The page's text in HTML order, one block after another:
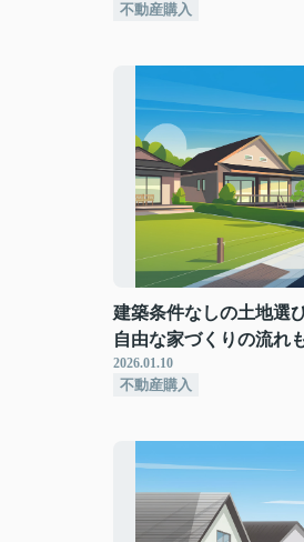
不動産購入
建築条件なしの土地選
自由な家づくりの流れ
2026.01.10
不動産購入